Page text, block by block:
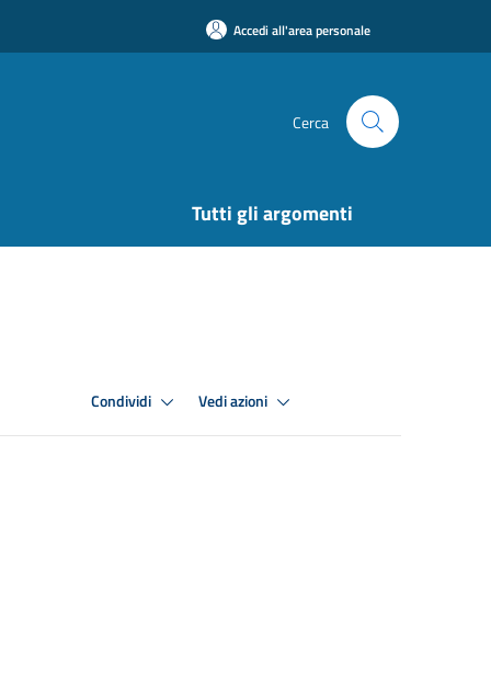
Accedi all'area personale
Cerca
Tutti gli argomenti
Condividi Vedi azioni